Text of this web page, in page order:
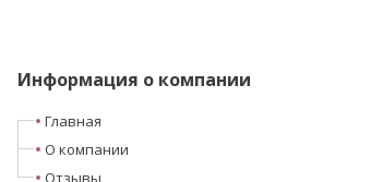
Информация о компании
Главная
О компании
Отзывы